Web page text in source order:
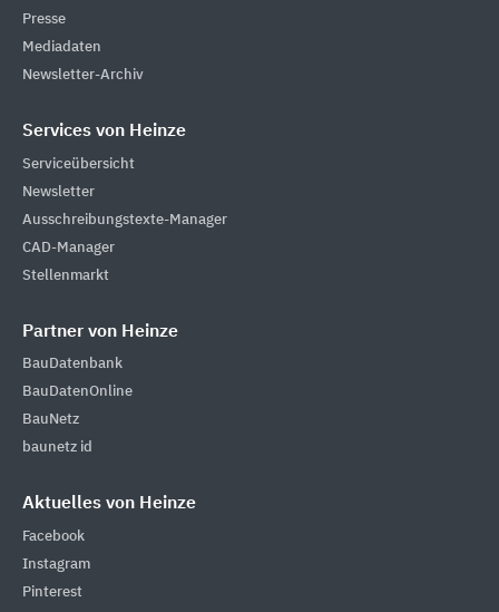
Presse
Mediadaten
Newsletter-Archiv
Services von Heinze
Serviceübersicht
Newsletter
Ausschreibungstexte-Manager
CAD-Manager
Stellenmarkt
Partner von Heinze
BauDatenbank
BauDatenOnline
BauNetz
baunetz id
Aktuelles von Heinze
Facebook
Instagram
Pinterest